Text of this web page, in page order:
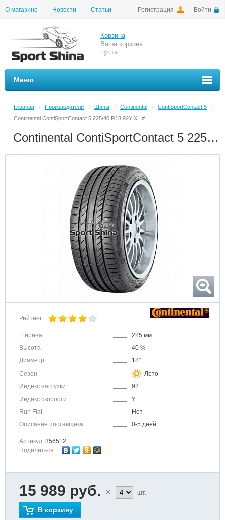
Регистрация Войти
О магазине Новости
Статьи
Корзина
Ваша корзина
пуста
Меню
Главная / Производители / Шины / Continental / ContiSportContact 5
/
Continental ContiSportContact 5 225/40 R18 92Y XL #
Continental ContiSportContact 5 225/40 R18 92Y XL #
Рейтинг:
Ширина
225 мм
Высота
40 %
Диаметр
18″
Сезон
Лето
Индекс нагрузки
92
Индекс скорости
Y
Run Flat
Нет
Описание поставщика
0-5 дней.
Артикул: 356512
Поделиться:
15 989 руб. шт.
В корзину